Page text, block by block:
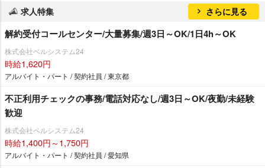
求人特集 さらに見る
解約受付コールセンター/大量募集/週3日～OK/1日4h～OK
株式会社ベルシステム24
時給1,620円
アルバイト・パート / 契約社員 / 東京都
不正利用チェックの事務/電話対応なし/週3日～OK/夜勤/未経験
歓迎
株式会社ベルシステム24
時給1,400円～1,750円
アルバイト・パート / 契約社員 / 愛知県